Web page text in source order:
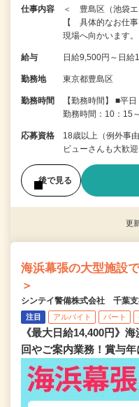
仕事内容
＜ 豊島区（池袋
【 具体的なお仕
現場へ向かいます
給与 日給9,500円～日給
勤務地 東京都豊島区
勤務時間
【勤務時間】 ■平
勤務時間：10：15
応募資格
18歳以上（例外事
ビューさんも大歓迎
後で見る
更
海浜幕張の大型施設
＞
シンテイ警備株式会社 千葉
注目 アルバイト パート
《最大日給14,400円》
回やご案内業務！賞与